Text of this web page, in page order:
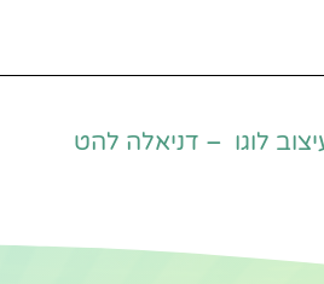
לוגו – דניאלה להט